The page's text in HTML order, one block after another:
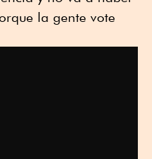
la gente vote